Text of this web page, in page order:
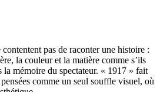
pas de raconter une histoire :
la couleur et la matière comme s’ils
la mémoire du spectateur. « 1917 » fait
comme un seul souffle visuel, où